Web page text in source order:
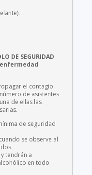
DE SEGURIDAD
enfermedad
el contagio
de asistentes
de ellas las
de seguridad
se observe al
tendrán a
en todo